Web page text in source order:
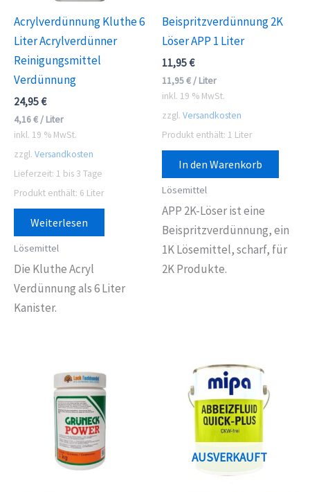
Acrylverdünnung Kluthe 6
Liter Acrylverdünner
Reinigungsmittel
Verdünnung
24,95€
4,16€ / Liter
inkl. 19 % MwSt.
zzgl. Versandkosten
Lieferzeit: 1 bis 3 Tage
Produkt enthält: 6 Liter
Weiterlesen
Lösemittel
Die Kluthe Acryl
Verdünnung als 6 Liter
Kanister.
Beispritzverdünnung 2K
Löser APP 1 Liter
11,95€
11,95€ / Liter
inkl. 19 % MwSt.
zzgl. Versandkosten
Produkt enthält: 1 Liter
In den Warenkorb
Lösemittel
APP 2K-Löser ist eine
Beispritzverdünnung, ein
1K Lösemittel, scharf, für
2K Produkte.
AUSVERKAUFT